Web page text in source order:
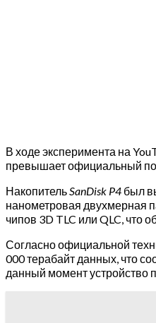
В ходе эксперимента на
превышает официальный
НакопительSanDisk P4 был
нанометровая двухмерная
чипов 3D TLC или QLC, что
Согласно официальной
000 терабайт данных, что
данный момент устройство